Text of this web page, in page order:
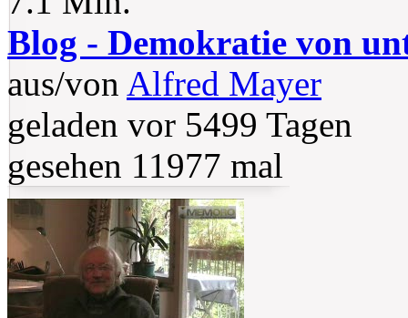
Blog - Demokratie von
aus/von Alfred Mayer
geladen vor 5499 Tagen
gesehen 11977 mal